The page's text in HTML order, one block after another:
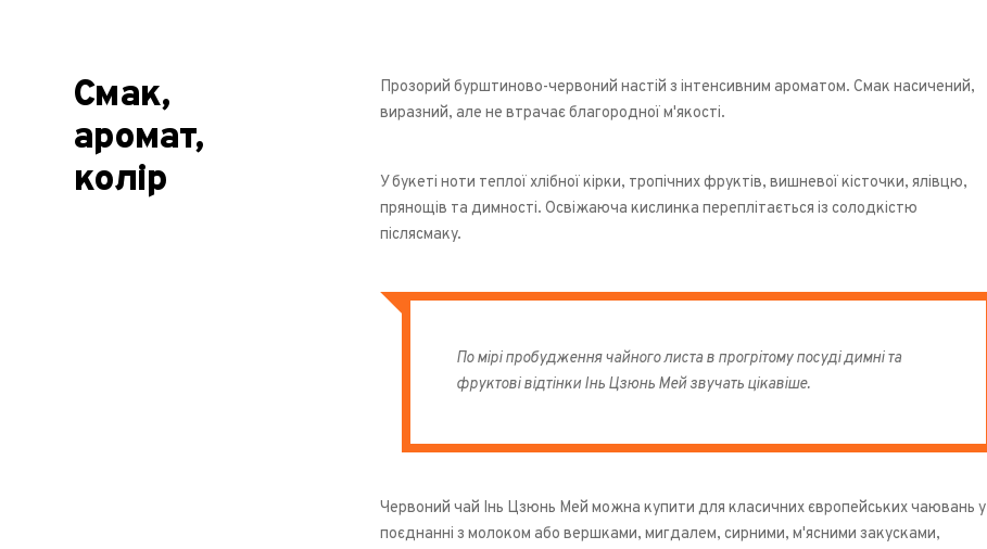
Смак,
аромат,
колір
Прозорий бурштиново-червоний настій з інтенсивним ароматом. Смак насичений,
виразний, але не втрачає благородної м'якості.
У букеті ноти теплої хлібної кірки, тропічних фруктів, вишневої кісточки, ялівцю,
прянощів та димності. Освіжаюча кислинка переплітається із солодкістю
післясмаку.
По мірі пробудження чайного листа в прогрітому посуді димні та
фруктові відтінки Інь Цзюнь Мей звучать цікавіше.
Червоний чай Інь Цзюнь Мей можна купити для класичних європейських чаювань у
поєднанні з молоком або вершками, мигдалем, сирними, м'ясними закусками,